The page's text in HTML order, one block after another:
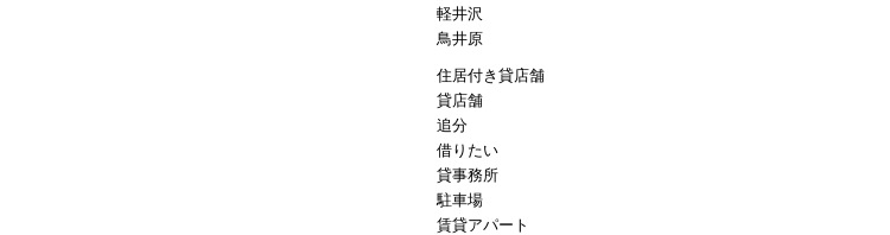
軽井沢
鳥井原
住居付き貸店舗
貸店舗
追分
借りたい
貸事務所
駐車場
賃貸アパート